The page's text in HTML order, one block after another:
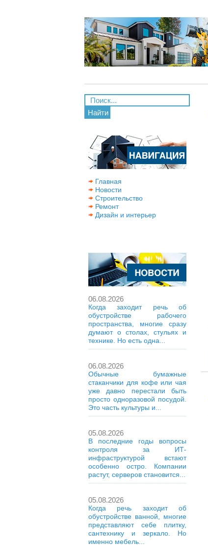
Найти
Главная
Новости
Строительство
Ремонт
Дизайн и интерьер
06.08.2026
Когда заходит речь об
обустройстве рабочего
пространства, многие сразу
думают о столах, стульях и
технике. Но есть одна...
06.08.2026
Обычные бумажные
стаканчики для кофе или чая
уже давно перестали быть
просто одноразовой посудой.
Это часть культуры и...
05.08.2026
В последние годы вопросы
контроля за ИТ-
инфраструктурой встают
особенно остро. Компании
растут, серверов становится...
05.08.2026
Когда речь заходит об
обустройстве ванной, многие
представляют себе плитку,
сантехнику и зеркало. Но
именно мебель...